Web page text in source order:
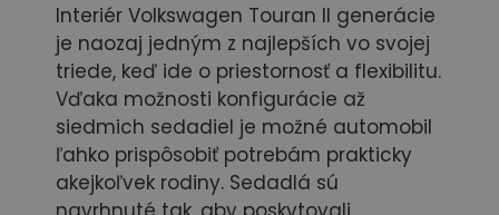
Interiér Volkswagen Touran II generácie
je naozaj jedným z najlepších vo svojej
triede, keď ide o priestornosť a flexibilitu.
Vďaka možnosti konfigurácie až
siedmich sedadiel je možné automobil
ľahko prispôsobiť potrebám prakticky
akejkoľvek rodiny. Sedadlá sú